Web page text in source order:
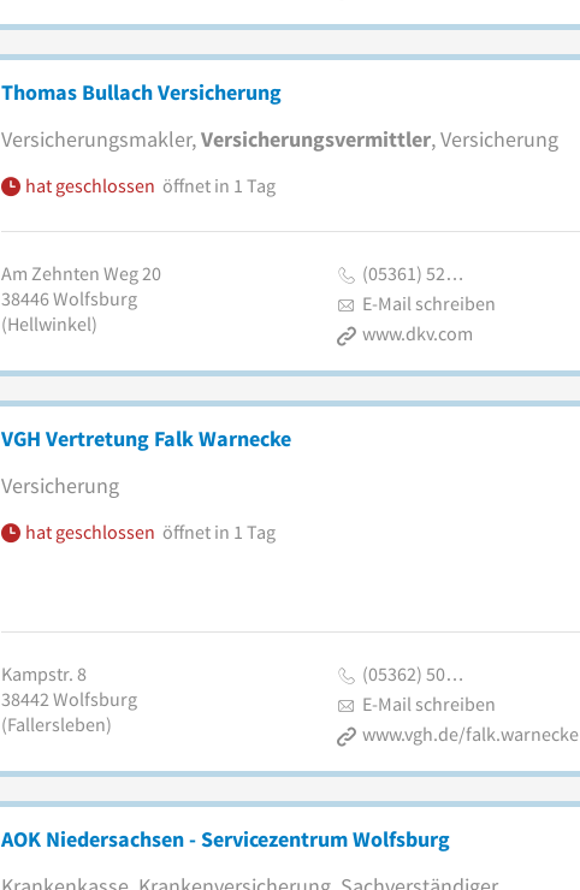
Thomas Bullach Versicherung
Versicherungsmakler,Versicherungsvermittler, Versicherung
hat geschlossen öffnet in 1 Tag
Am Zehnten Weg 20
38446Wolfsburg
(Hellwinkel)
(05361) 52…
E-Mail schreiben
www.dkv.com
VGH Vertretung Falk Warnecke
Versicherung
hat geschlossen öffnet in 1 Tag
Kampstr. 8
38442 Wolfsburg
(Fallersleben)
(05362) 50…
E-Mail schreiben
www.vgh.de/falk.warnecke
AOK Niedersachsen - Servicezentrum Wolfsburg